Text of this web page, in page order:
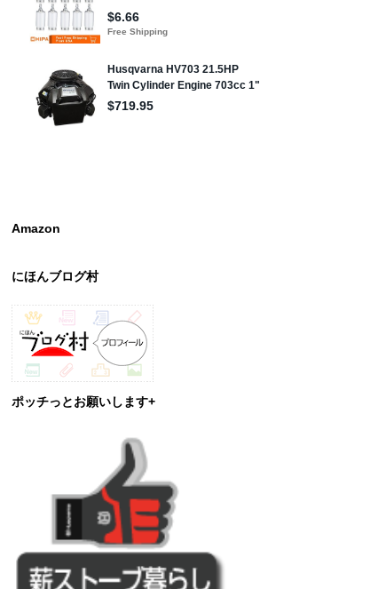
Amazon
にほんブログ村
ポッチっとお願いします+